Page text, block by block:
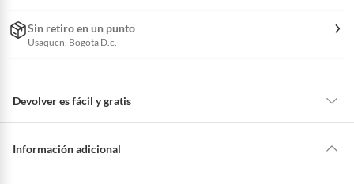
Sin retiro en un punto
Usaqucn, Bogota D.c.
Devolver es fácil y gratis
en todo momento. Por eso, como clientes cuentas con garantías y
Información adicional